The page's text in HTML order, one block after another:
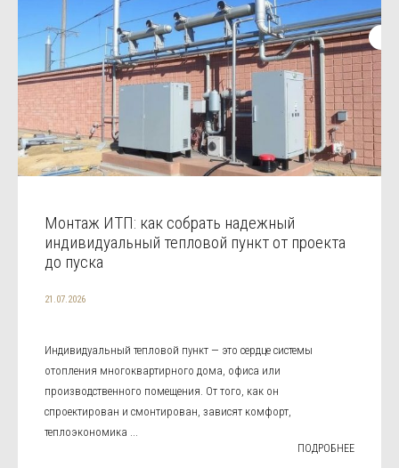
Монтаж ИТП: как собрать надежный
индивидуальный тепловой пункт от проекта
до пуска
21.07.2026
Индивидуальный тепловой пункт — это сердце системы
отопления многоквартирного дома, офиса или
производственного помещения. От того, как он
спроектирован и смонтирован, зависят комфорт,
теплоэкономика ...
ПОДРОБНЕЕ